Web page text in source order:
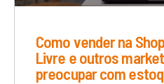
Como vender na
Livre e outros
preocupar com